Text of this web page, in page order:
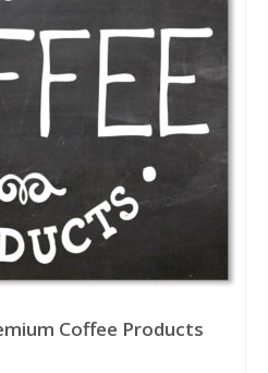
Coffee Products